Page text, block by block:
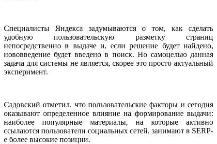
Специалисты Яндекса задумываются о том, как сделать
удобную пользовательскую разметку страниц
непосредственно в выдаче и, если решение будет найдено,
нововведение будет введено в поиск. Но самоцелью данная
задача для системы не является, скорее это просто актуальный
эксперимент.
Садовский отметил, что пользовательские факторы и сегодня
оказывают определенное влияние на формирование выдачи:
наиболее популярные материалы, на которые активно
ссылаются пользователи социальных сетей, занимают в SERP-
е более высокие позиции.